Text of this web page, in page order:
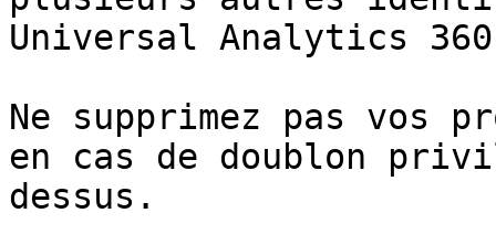
Universal Analytics
Ne supprimez pas vos
en cas de doublon
dessus.